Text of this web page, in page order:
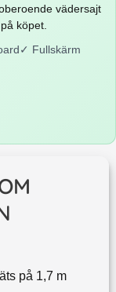
vädersajt
köpet.
✓ Fullskärm
på 1,7 m